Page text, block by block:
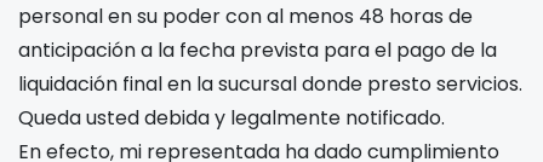
personal en su poder con al menos 48 horas de
anticipación a la fecha prevista para el pago de la
liquidación final en la sucursal donde presto servicios.
Queda usted debida y legalmente notificado.
En efecto, mi representada ha dado cumplimiento